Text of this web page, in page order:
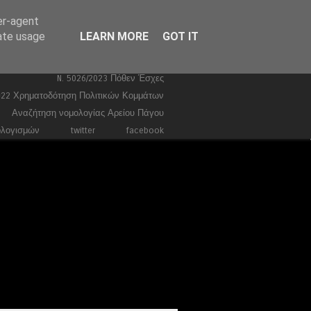
Ευρωεκλογές 2024
Τέμπη
Συντάγματα
N. 5026/2023 Πόθεν Έσχες
Χρηματοδότηση Πολιτικών Κομμάτων
Αναζήτηση νομολογίας Αρείου Πάγου
twitter facebook
agent
usage
LEARN MORE GOT IT